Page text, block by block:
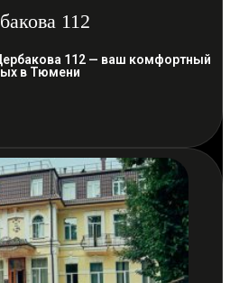
112
112 — ваш комфортный
в Тюмени